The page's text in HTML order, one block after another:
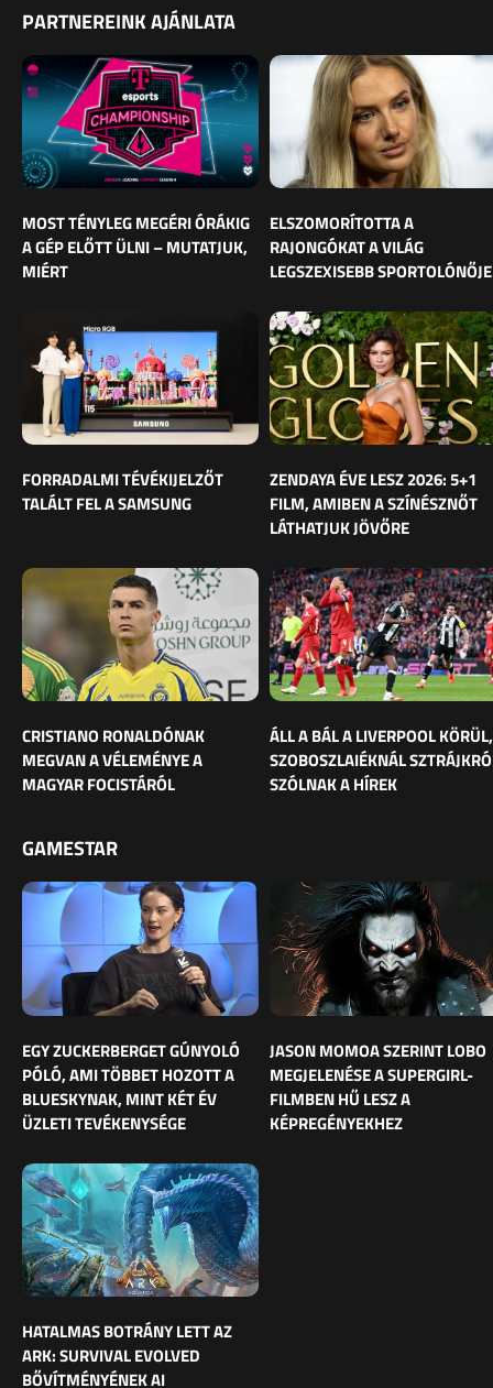
PARTNEREINK AJÁNLATA
MOST TÉNYLEG MEGÉRI ÓRÁKIG
A GÉP ELŐTT ÜLNI – MUTATJUK,
MIÉRT
ELSZOMORÍTOTTA A
RAJONGÓKAT A VILÁG
LEGSZEXISEBB SPORTOLÓNŐJE
FORRADALMI TÉVÉKIJELZŐT
TALÁLT FEL A SAMSUNG
ZENDAYA ÉVE LESZ 2026: 5+1
FILM, AMIBEN A SZÍNÉSZNŐT
LÁTHATJUK JÖVŐRE
CRISTIANO RONALDÓNAK
MEGVAN A VÉLEMÉNYE A
MAGYAR FOCISTÁRÓL
ÁLL A BÁL A LIVERPOOL KÖRÜL,
SZOBOSZLAIÉKNÁL
SZÓLNAK A HÍREK
GAMESTAR
EGY ZUCKERBERGET GÚNYOLÓ
PÓLÓ, AMI TÖBBET HOZOTT A
BLUESKYNAK, MINT KÉT ÉV
ÜZLETI TEVÉKENYSÉGE
JASON MOMOA SZERINT LOBO
MEGJELENÉSE A SUPERGIRL-
FILMBEN HŰ LESZ A
KÉPREGÉNYEKHEZ
HATALMAS BOTRÁNY LETT AZ
ARK: SURVIVAL EVOLVED
BŐVÍTMÉNYÉNEK AI